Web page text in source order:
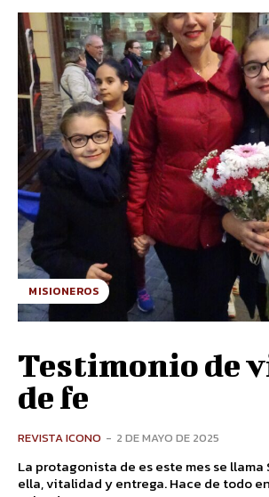
MISIONEROS
Testimonio de
de fe
REVISTA ICONO - 2 DE MAYO DE 2025
La protagonista de es este mes se
ella, vitalidad y entrega. Hace de todo